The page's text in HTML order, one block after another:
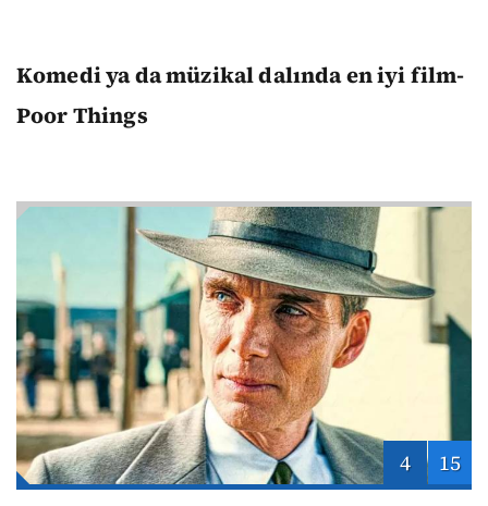
Komedi ya da müzikal dalında en iyi film-
Poor Things
4 15